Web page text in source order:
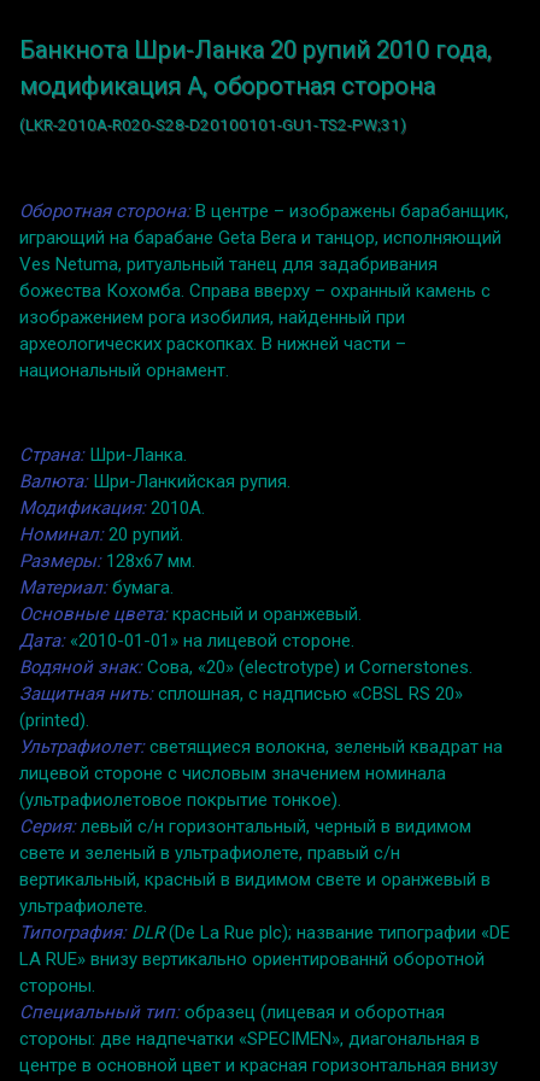
Банкнота Шри-Ланка 20 рупий 2010 года,
модификация A, оборотная сторона
(LKR-2010A-R020-S28-D20100101-GU1-TS2-PW;31)
Оборотная сторона:В центре – изображены барабанщик,
играющий на барабане Geta Bera и танцор, исполняющий
Ves Netuma, ритуальный танец для задабривания
божества Кохомба. Справа вверху – охранный камень с
изображением рога изобилия, найденный при
археологических раскопках. В нижней части –
национальный орнамент.
Страна:Шри-Ланка.
Валюта:Шри-Ланкийская рупия.
Модификация:2010A.
Номинал:20 рупий.
Размеры:128x67 мм.
Материал:бумага.
Основные цвета:красный и оранжевый.
Дата:«2010-01-01» на лицевой стороне.
Водяной знак:Сова, «20» (electrotype) и Cornerstones.
Защитная нить:сплошная, с надписью «CBSL RS 20»
(printed).
Ультрафиолет:светящиеся волокна, зеленый квадрат на
лицевой стороне с числовым значением номинала
(ультрафиолетовое покрытие тонкое).
Серия:левый с/н горизонтальный, черный в видимом
свете и зеленый в ультрафиолете, правый с/н
вертикальный, красный в видимом свете и оранжевый в
ультрафиолете.
Типография: DLR(De La Rue plc); название типографии «DE
LA RUE» внизу вертикально ориентированнй оборотной
стороны.
Специальный тип:образец (лицевая и оборотная
стороны: две надпечатки «SPECIMEN», диагональная в
центре в основной цвет и красная горизонтальная внизу